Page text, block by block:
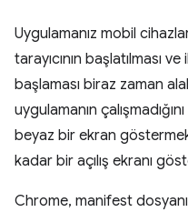
Uygulamanız mobil
tarayıcının başlatılması
başlaması biraz zaman
uygulamanın
beyaz bir ekran
kadar bir açılış ekranı
Chrome, manifest